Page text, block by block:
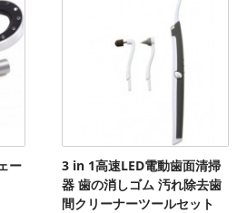
ー
3 in 1高速LED電動歯面清掃
器 歯の消しゴム 汚れ除去歯
間クリーナーツールセット